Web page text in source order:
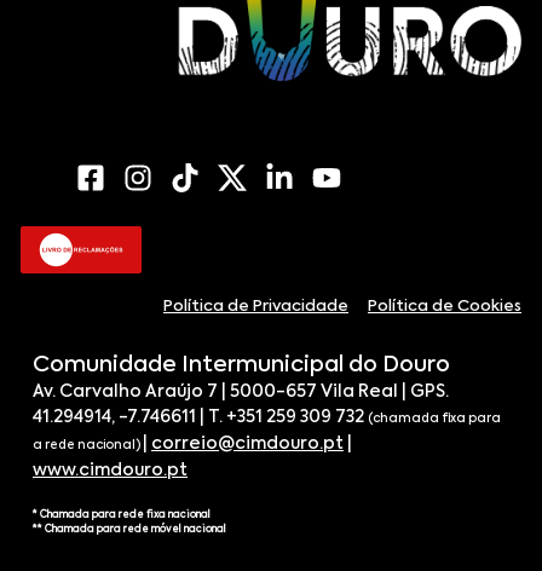
Política de Privacidade Política de Cookies
Comunidade Intermunicipal do Douro
Av. Carvalho Araújo 7 | 5000-657 Vila Real | GPS.
41.294914, -7.746611 | T. +351 259 309 732 (chamada fixa para
a rede nacional) correio@cimdouro.pt
www.cimdouro.pt
* Chamada para rede fixa nacional
** Chamada para rede móvel nacional